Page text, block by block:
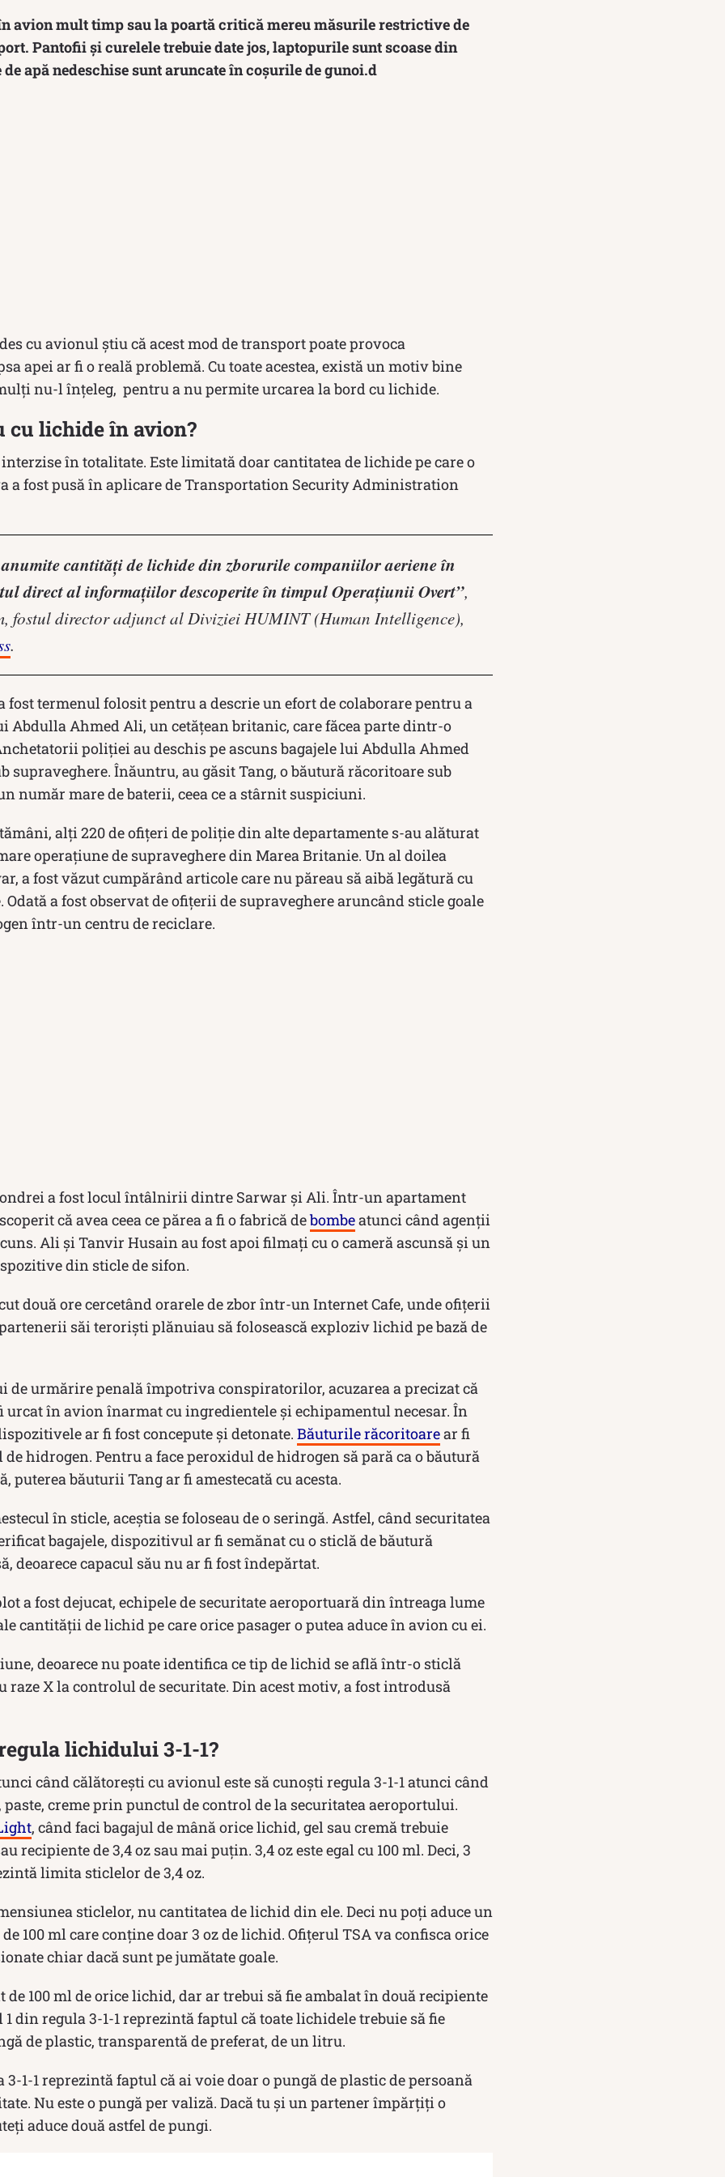
avion mult timp sau la poartă critică mereu măsurile restrictive de
Pantofii și curelele trebuie date jos, laptopurile sunt scoase din
apă nedeschise sunt aruncate în coșurile de gunoi.d
cu avionul știu că acest mod de transport poate provoca
apei ar fi o reală problemă. Cu toate acestea, există un motiv bine
nu-l înțeleg, pentru a nu permite urcarea la bord cu lichide.
cu lichide în avion?
în totalitate. Este limitată doar cantitatea de lichide pe care o
a fost pusă în aplicare de Transportation Security Administration
cantități de lichide din zborurile companiilor aeriene în
direct al informațiilor descoperite în timpul Operațiunii Overt”,
fostul director adjunct al Diviziei HUMINT (Human Intelligence),
.
fost termenul folosit pentru a descrie un efort de colaborare pentru a
Abdulla Ahmed Ali, un cetățean britanic, care făcea parte dintr-o
poliției au deschis pe ascuns bagajele lui Abdulla Ahmed
supraveghere. Înăuntru, au găsit Tang, o băutură răcoritoare sub
număr mare de baterii, ceea ce a stârnit suspiciuni.
alți 220 de ofițeri de poliție din alte departamente s-au alăturat
operațiune de supraveghere din Marea Britanie. Un al doilea
a fost văzut cumpărând articole care nu păreau să aibă legătură cu
a fost observat de ofițerii de supraveghere aruncând sticle goale
într-un centru de reciclare.
a fost locul întâlnirii dintre Sarwar și Ali. Într-un apartament
că avea ceea ce părea a fi o fabrică debombeatunci când agenții
Ali și Tanvir Husain au fost apoi filmați cu o cameră ascunsă și un
din sticle de sifon.
două ore cercetând orarele de zbor într-un Internet Cafe, unde ofițerii
săi teroriști plănuiau să folosească exploziv lichid pe bază de
de urmărire penală împotriva conspiratorilor, acuzarea a precizat că
urcat în avion înarmat cu ingredientele și echipamentul necesar. În
ar fi fost concepute și detonate. Băuturile răcoritoarear fi
hidrogen. Pentru a face peroxidul de hidrogen să pară ca o băutură
puterea băuturii Tang ar fi amestecată cu acesta.
în sticle, aceștia se foloseau de o seringă. Astfel, când securitatea
bagajele, dispozitivul ar fi semănat cu o sticlă de băutură
deoarece capacul său nu ar fi fost îndepărtat.
a fost dejucat, echipele de securitate aeroportuară din întreaga lume
cantității de lichid pe care orice pasager o putea aduce în avion cu ei.
deoarece nu poate identifica ce tip de lichid se află într-o sticlă
raze X la controlul de securitate. Din acest motiv, a fost introdusă
lichidului 3-1-1?
când călătorești cu avionul este să cunoști regula 3-1-1 atunci când
creme prin punctul de control de la securitatea aeroportului.
, când faci bagajul de mână orice lichid, gel sau cremă trebuie
recipiente de 3,4 oz sau mai puțin. 3,4 oz este egal cu 100 ml. Deci, 3
limita sticlelor de 3,4 oz.
sticlelor, nu cantitatea de lichid din ele. Deci nu poți aduce un
100 ml care conține doar 3 oz de lichid. Ofițerul TSA va confisca orice
chiar dacă sunt pe jumătate goale.
de 100 ml de orice lichid, dar ar trebui să fie ambalat în două recipiente
din regula 3-1-1 reprezintă faptul că toate lichidele trebuie să fie
de plastic, transparentă de preferat, de un litru.
1-1 reprezintă faptul că ai voie doar o pungă de plastic de persoană
Nu este o pungă per valiză. Dacă tu și un partener împărțiți o
aduce două astfel de pungi.